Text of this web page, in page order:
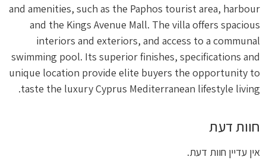
and amenities, such as the Paphos tourist area, harbour
and the Kings Avenue Mall. The villa offers spacious
interiors and exteriors, and access to a communal
swimming pool. Its superior finishes, specifications and
unique location provide elite buyers the opportunity to
taste the luxury Cyprus Mediterranean lifestyle living.
חוות דעת
אין עדיין חוות דעת.